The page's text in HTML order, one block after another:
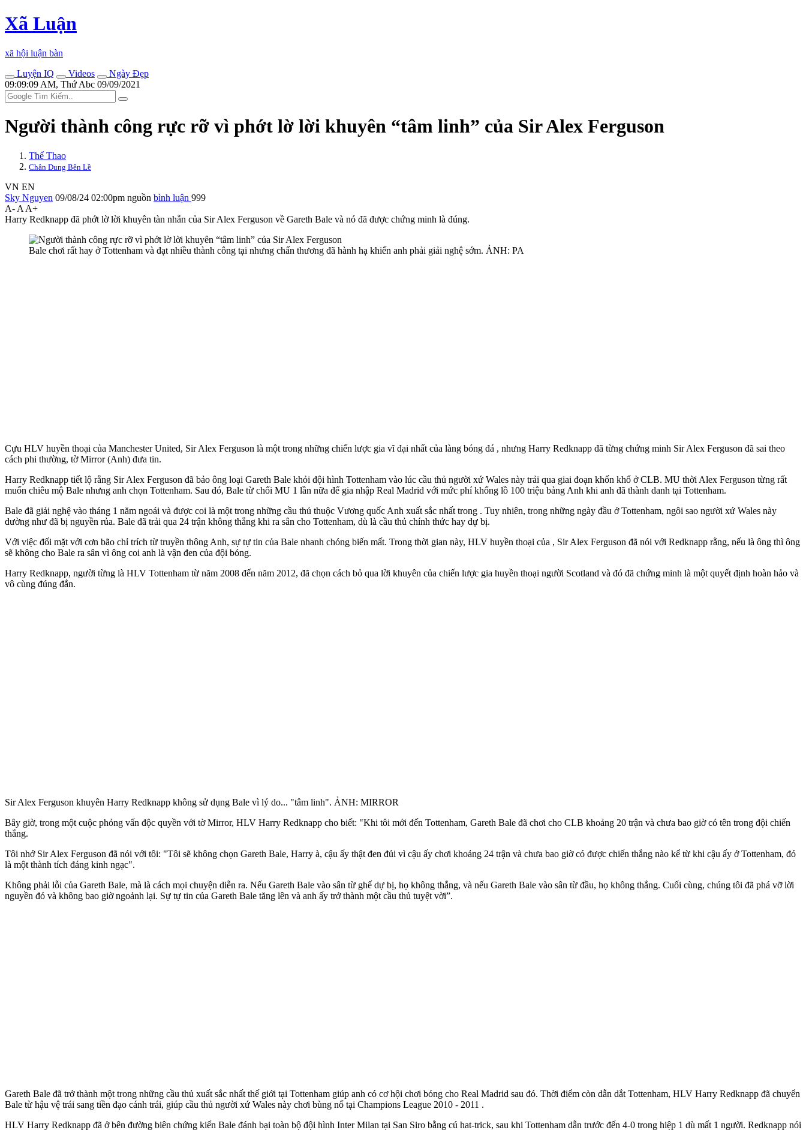
Xã Luận
xã hội luận bàn
Luyện IQ
Videos
Ngày Đẹp
09:09:09 AM, Thứ Abc 09/09/2021
Người thành công rực rỡ vì phớt lờ lời khuyên “tâm linh” của Sir Alex Ferguson
Thể Thao
Chân Dung Bên Lề
VN EN
Sky Nguyen 09/08/24 02:00pm nguồn bình luận 999
A- A A+
Harry Redknapp đã phớt lờ lời khuyên tàn nhẫn của Sir Alex Ferguson về Gareth Bale và nó đã được chứng minh là đúng.
Bale chơi rất hay ở Tottenham và đạt nhiều thành công tại nhưng chấn thương đã hành hạ khiến anh phải giải nghệ sớm. ẢNH: PA
Cựu HLV huyền thoại của Manchester United, Sir Alex Ferguson là một trong những chiến lược gia vĩ đại nhất của làng bóng đá , nhưng Harry Redknapp đã từng chứng minh Sir Alex Ferguson đã sai theo
cách phi thường, tờ Mirror (Anh) đưa tin.
Harry Redknapp tiết lộ rằng Sir Alex Ferguson đã bảo ông loại Gareth Bale khỏi đội hình Tottenham vào lúc cầu thủ người xứ Wales này trải qua giai đoạn khốn khổ ở CLB. MU thời Alex Ferguson từng rất
muốn chiêu mộ Bale nhưng anh chọn Tottenham. Sau đó, Bale từ chối MU 1 lần nữa để gia nhập Real Madrid với mức phí khổng lồ 100 triệu bảng Anh khi anh đã thành danh tại Tottenham.
Bale đã giải nghệ vào tháng 1 năm ngoái và được coi là một trong những cầu thủ thuộc Vương quốc Anh xuất sắc nhất trong . Tuy nhiên, trong những ngày đầu ở Tottenham, ngôi sao người xứ Wales này
dường như đã bị nguyền rủa. Bale đã trải qua 24 trận không thắng khi ra sân cho Tottenham, dù là cầu thủ chính thức hay dự bị.
Với việc đối mặt với cơn bão chỉ trích từ truyền thông Anh, sự tự tin của Bale nhanh chóng biến mất. Trong thời gian này, HLV huyền thoại của , Sir Alex Ferguson đã nói với Redknapp rằng, nếu là ông thì ông
sẽ không cho Bale ra sân vì ông coi anh là vận đen của đội bóng.
Harry Redknapp, người từng là HLV Tottenham từ năm 2008 đến năm 2012, đã chọn cách bỏ qua lời khuyên của chiến lược gia huyền thoại người Scotland và đó đã chứng minh là một quyết định hoàn hảo và
vô cùng đúng đắn.
Sir Alex Ferguson khuyên Harry Redknapp không sử dụng Bale vì lý do... "tâm linh". ẢNH: MIRROR
Bây giờ, trong một cuộc phỏng vấn độc quyền với tờ Mirror, HLV Harry Redknapp cho biết: "Khi tôi mới đến Tottenham, Gareth Bale đã chơi cho CLB khoảng 20 trận và chưa bao giờ có tên trong đội chiến
thắng.
Tôi nhớ Sir Alex Ferguson đã nói với tôi: "Tôi sẽ không chọn Gareth Bale, Harry à, cậu ấy thật đen đủi vì cậu ấy chơi khoảng 24 trận và chưa bao giờ có được chiến thắng nào kể từ khi cậu ấy ở Tottenham, đó
là một thành tích đáng kinh ngạc".
Không phải lỗi của Gareth Bale, mà là cách mọi chuyện diễn ra. Nếu Gareth Bale vào sân từ ghế dự bị, họ không thắng, và nếu Gareth Bale vào sân từ đầu, họ không thắng. Cuối cùng, chúng tôi đã phá vỡ lời
nguyền đó và không bao giờ ngoảnh lại. Sự tự tin của Gareth Bale tăng lên và anh ấy trở thành một cầu thủ tuyệt vời”.
Gareth Bale đã trở thành một trong những cầu thủ xuất sắc nhất thế giới tại Tottenham giúp anh có cơ hội chơi bóng cho Real Madrid sau đó. Thời điểm còn dẫn dắt Tottenham, HLV Harry Redknapp đã chuyển
Bale từ hậu vệ trái sang tiền đạo cánh trái, giúp cầu thủ người xứ Wales này chơi bùng nổ tại Champions League 2010 - 2011 .
HLV Harry Redknapp đã ở bên đường biên chứng kiến Bale đánh bại toàn bộ đội hình Inter Milan tại San Siro bằng cú hat-trick, sau khi Tottenham dẫn trước đến 4-0 trong hiệp 1 dù mất 1 người. Redknapp nói